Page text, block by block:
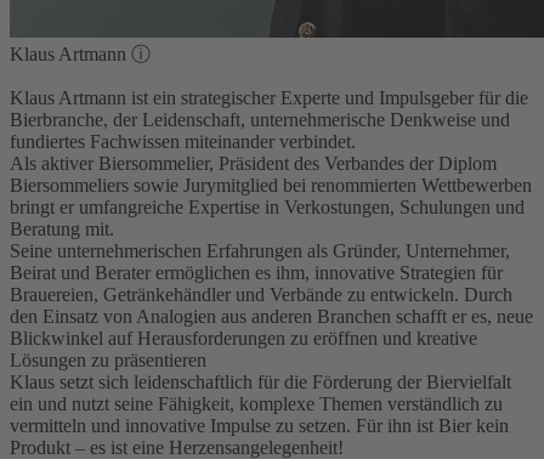
Klaus Artmann ⓘ
Klaus Artmann ist ein strategischer Experte und Impulsgeber für die
Bierbranche, der Leidenschaft, unternehmerische Denkweise und
fundiertes Fachwissen miteinander verbindet.
Als aktiver Biersommelier, Präsident des Verbandes der Diplom
Biersommeliers sowie Jurymitglied bei renommierten Wettbewerben
bringt er umfangreiche Expertise in Verkostungen, Schulungen und
Beratung mit.
Seine unternehmerischen Erfahrungen als Gründer, Unternehmer,
Beirat und Berater ermöglichen es ihm, innovative Strategien für
Brauereien, Getränkehändler und Verbände zu entwickeln. Durch
den Einsatz von Analogien aus anderen Branchen schafft er es, neue
Blickwinkel auf Herausforderungen zu eröffnen und kreative
Lösungen zu präsentieren
Klaus setzt sich leidenschaftlich für die Förderung der Biervielfalt
ein und nutzt seine Fähigkeit, komplexe Themen verständlich zu
vermitteln und innovative Impulse zu setzen. Für ihn ist Bier kein
Produkt – es ist eine Herzensangelegenheit!